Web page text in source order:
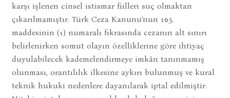
karşı işlenen cinsel istismar fiilleri suç olmaktan
çıkarılmamıştır. Türk Ceza Kanunu’nun 103.
maddesinin (1) numaralı fıkrasında cezanın alt sınırı
belirlenirken somut olayın özelliklerine göre ihtiyaç
duyulabilecek kademelendirmeye imkân tanınmamış
olunması, orantılılık ilkesine aykırı bulunmuş ve kural
teknik hukuki nedenlere dayanılarak iptal edilmiştir.